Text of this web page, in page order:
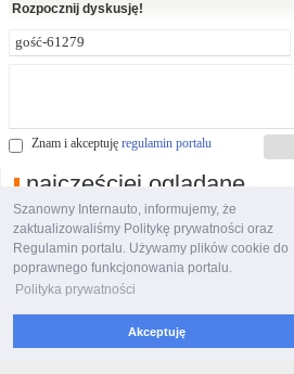
Szanowny Internauto, informujemy, że
zaktualizowaliśmy Politykę prywatności oraz
Regulamin portalu. Używamy plików cookie do
poprawnego funkcjonowania portalu.
Polityka prywatności
Akceptuję
Rozpocznij dyskusję!
Znam i akceptuję regulamin portalu
najczęściej oglądane
polecane filmy
© 2007-2026 Włocławski Portal informacyjny